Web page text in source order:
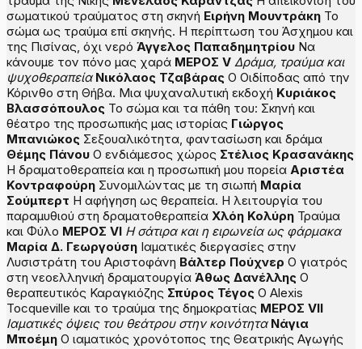
σωματικού τραύματος στη σκηνή Ειρήνη Μουντράκη Το
σώμα ως τραύμα επί σκηνής. Η περίπτωση του Άσχημου και
της Πισίνας, όχι νερό Άγγελος Παπαδημητρίου Να
κάνουμε τον πόνο μας χαρά ΜΕΡΟΣ V Δράμα, τραύμα και
ψυχοθεραπεία Νικόλαος Τζαβάρας Ο Οιδίποδας από την
Κόρινθο στη Θήβα. Μια ψυχαναλυτική εκδοχή Κυριάκος
Βλασσόπουλος Το σώμα και τα πάθη του: Σκηνή και
θέατρο της προσωπικής μας ιστορίας Γιώργος
Μπανιώκος Σεξουαλικότητα, φαντασίωση και δράμα
Θέμης Πάνου Ο ενδιάμεσος χώρος Στέλιος Κρασανάκης
Η δραματοθεραπεία και η προσωπική μου πορεία Αριστέα
Κοντραφούρη Συνομιλώντας με τη σιωπή Μαρία
Σούμπερτ Η αφήγηση ως θεραπεία. Η λειτουργία του
παραμυθιού στη δραματοθεραπεία Χλόη Κολύρη Τραύμα
και Φύλο ΜΕΡΟΣ VI H σάτιρα και η ειρωνεία ως φάρμακα
Μαρία Δ. Γεωργούση Ιαματικές διεργασίες στην
Λυσιστράτη του Αριστοφάνη Βάλτερ Πούχνερ Ο γιατρός
στη νεοελληνική δραματουργία Άθως Δανέλλης Ο
θεραπευτικός Καραγκιόζης Σπύρος Τέγος O Alexis
Tocqueville και το τραύμα της δημοκρατίας ΜΕΡΟΣ VII
Ιαματικές όψεις του θεάτρου στην κοινότητα Νάγια
Μποέμη Ο ιαματικός χρονότοπος της Θεατρικής Αγωγής